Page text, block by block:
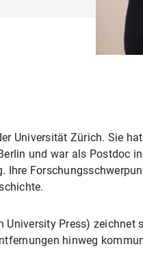
Universität Zürich. Sie
und war als Postdoc
Ihre
University Press) zeichnet
hinweg